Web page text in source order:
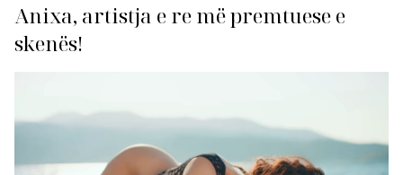
Anixa, artistja e re më premtuese e
skenës!